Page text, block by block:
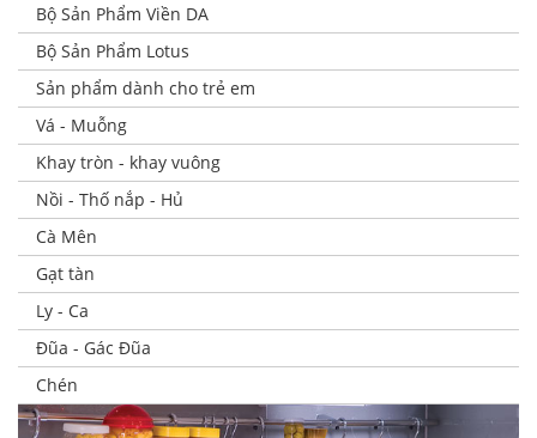
Bộ Sản Phẩm Viền DA
Bộ Sản Phẩm Lotus
Sản phẩm dành cho trẻ em
Vá - Muỗng
Khay tròn - khay vuông
Nồi - Thố nắp - Hủ
Cà Mên
Gạt tàn
Ly - Ca
Đũa - Gác Đũa
Chén